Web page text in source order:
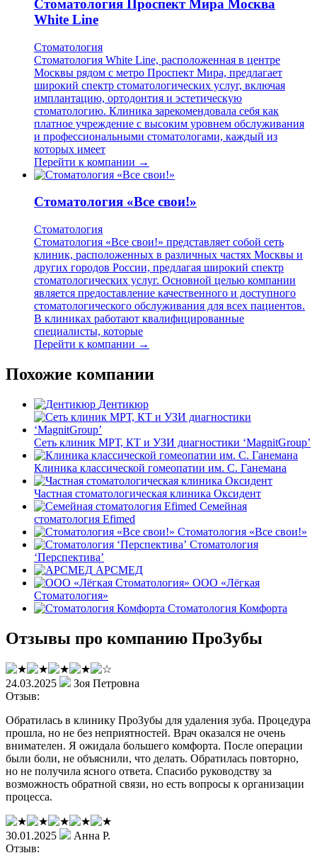
Стоматология Проспект Мира Москва
White Line
Стоматология
Стоматология White Line, расположенная в центре
Москвы рядом с метро Проспект Мира, предлагает
широкий спектр стоматологических услуг, включая
имплантацию, ортодонтия и эстетическую
стоматологию. Клиника зарекомендовала себя как
платное учреждение с высоким уровнем обслуживания
и профессиональными стоматологами, каждый из
которых имеет
Перейти к компании →
Стоматология «Все свои!»
Стоматология
Стоматология «Все свои!» представляет собой сеть
клиник, расположенных в различных частях Москвы и
других городов России, предлагая широкий спектр
стоматологических услуг. Основной целью компании
является предоставление качественного и доступного
стоматологического обслуживания для всех пациентов.
В клиниках работают квалифицированные
специалисты, которые
Перейти к компании →
Похожие компании
Дентикюр
Сеть клиник МРТ, КТ и УЗИ диагностики ‘MagnitGroup’
Клиника классической гомеопатии им. С. Ганемана
Частная стоматологическая клиника Оксидент
Семейная
стоматология Efimed
Стоматология «Все свои!»
Стоматология
‘Перспектива’
АРСМЕД
ООО «Лёгкая
Стоматология»
Стоматология Комфорта
Отзывы про компанию ПроЗубы
24.03.2025
Зоя Петровна
Отзыв:
Обратилась в клинику ПроЗубы для удаления зуба. Процедура
прошла, но не без неприятностей. Врач оказался не очень
внимателен. Я ожидала большего комфорта. После операции
были боли, не объяснили, что делать. Обратилась повторно,
но не получила ясного ответа. Спасибо руководству за
возможность обратной связи, но есть вопросы к организации
процесса.
30.01.2025
Анна Р.
Отзыв: